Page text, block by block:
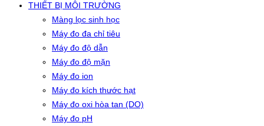
THIẾT BỊ MÔI TRƯỜNG
Màng lọc sinh học
Máy đo đa chỉ tiêu
Máy đo độ dẫn
Máy đo độ mặn
Máy đo ion
Máy đo kích thước hạt
Máy đo oxi hòa tan (DO)
Máy đo pH